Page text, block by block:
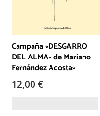
Campaña «DESGARRO
DEL ALMA» de Mariano
Fernández Acosta»
12,00 €